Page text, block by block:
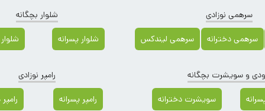
سرهمی نوزادی
سرهمی دخترانه سرهمی لیندکس
شلوار بچگانه
شلوار پسرانه
و سویشرت بچگانه
سویشرت دخترانه
رامپر نوزادی
رامپر پسرانه